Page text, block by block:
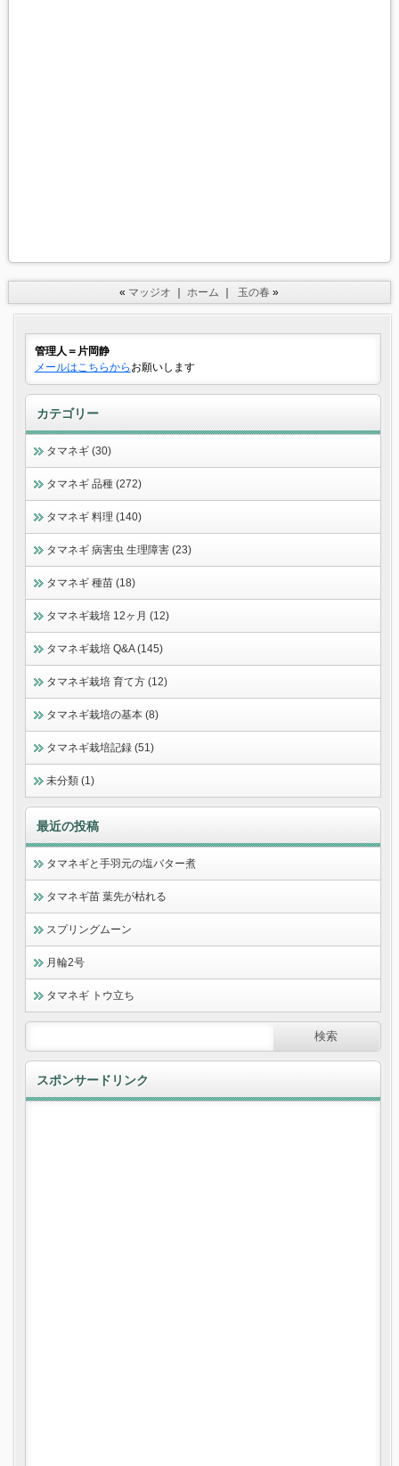
« マッジオ ｜ホーム 玉の春 »
管理人＝片岡静
メールはこちらから お願いします
カテゴリー
タマネギ (30)
タマネギ 品種 (272)
タマネギ 料理 (140)
タマネギ 病害虫 生理障害 (23)
タマネギ 種苗 (18)
タマネギ栽培 12ヶ月 (12)
タマネギ栽培 Q&A (145)
タマネギ栽培 育て方 (12)
タマネギ栽培の基本 (8)
タマネギ栽培記録 (51)
未分類 (1)
最近の投稿
タマネギと手羽元の塩バター煮
タマネギ苗 葉先が枯れる
スプリングムーン
月輪2号
タマネギ トウ立ち
スポンサードリンク